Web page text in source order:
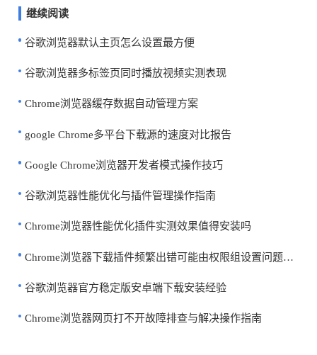
继续阅读
谷歌浏览器默认主页怎么设置最方便
谷歌浏览器多标签页同时播放视频实测表现
Chrome浏览器缓存数据自动管理方案
google Chrome多平台下载源的速度对比报告
Google Chrome浏览器开发者模式操作技巧
谷歌浏览器性能优化与插件管理操作指南
Chrome浏览器性能优化插件实测效果值得安装吗
Chrome浏览器下载插件频繁出错可能由权限组设置问题引起
谷歌浏览器官方稳定版安卓端下载安装经验
Chrome浏览器网页打不开故障排查与解决操作指南